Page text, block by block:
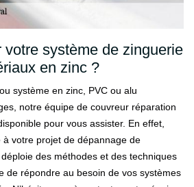
votre système de zinguerie
en zinc ?
système en zinc, PVC ou alu
notre équipe de couvreur réparation
pour vous assister. En effet,
votre projet de dépannage de
des méthodes et des techniques
de répondre au besoin de vos systèmes